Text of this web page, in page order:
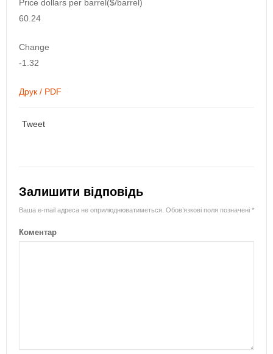
Price dollars per barrel($/barrel)
60.24
Change
-1.32
Друк / PDF
Tweet
Залишити відповідь
Ваша e-mail адреса не оприлюднюватиметься. Обов’язкові поля позначені *
Коментар